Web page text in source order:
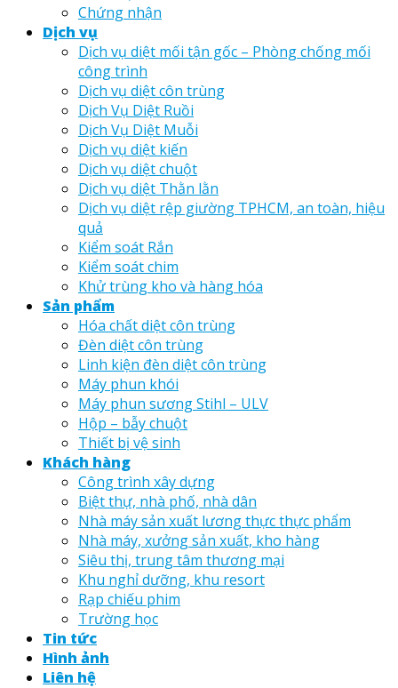
Chứng nhận
Dịch vụ
Dịch vụ diệt mối tận gốc – Phòng chống mối
công trình
Dịch vụ diệt côn trùng
Dịch Vụ Diệt Ruồi
Dịch Vụ Diệt Muỗi
Dịch vụ diệt kiến
Dịch vụ diệt chuột
Dịch vụ diệt Thằn lằn
Dịch vụ diệt rệp giường TPHCM, an toàn, hiệu
quả
Kiểm soát Rắn
Kiểm soát chim
Khử trùng kho và hàng hóa
Sản phẩm
Hóa chất diệt côn trùng
Đèn diệt côn trùng
Linh kiện đèn diệt côn trùng
Máy phun khói
Máy phun sương Stihl – ULV
Hộp – bẫy chuột
Thiết bị vệ sinh
Khách hàng
Công trình xây dựng
Biệt thự, nhà phố, nhà dân
Nhà máy sản xuất lương thực thực phẩm
Nhà máy, xưởng sản xuất, kho hàng
Siêu thị, trung tâm thương mại
Khu nghỉ dưỡng, khu resort
Rạp chiếu phim
Trường học
Tin tức
Hình ảnh
Liên hệ